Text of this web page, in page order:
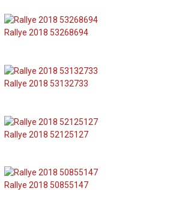
Rallye 2018 53268694
Rallye 2018 53132733
Rallye 2018 52125127
Rallye 2018 50855147